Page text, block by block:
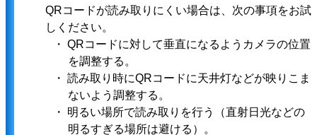
QRコードが読み取りにくい場合は、次の事項をお試
しください。
・ QRコードに対して垂直になるようカメラの位置
を調整する。
・ 読み取り時にQRコードに天井灯などが映りこま
ないよう調整する。
・ 明るい場所で読み取りを行う（直射日光などの
明るすぎる場所は避ける）。